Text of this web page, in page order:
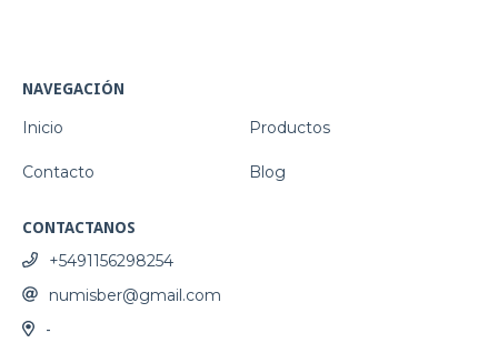
NAVEGACIÓN
Inicio Productos
Contacto Blog
CONTACTANOS
+5491156298254
numisber@gmail.com
-